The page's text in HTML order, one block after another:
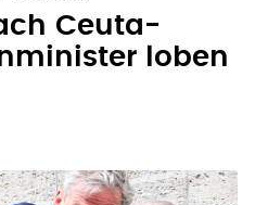
Ceuta-
loben